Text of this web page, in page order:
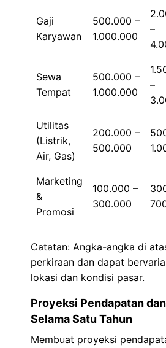
Gaji
Karyawan
500.000 –
1.000.000
–
Sewa
Tempat
500.000 –
1.000.000
–
Utilitas
(Listrik,
Air, Gas)
200.000 –
500.000
Marketing
&
Promosi
100.000 –
300.000
Catatan: Angka-angka di
perkiraan dan dapat
lokasi dan kondisi pasar.
Proyeksi Pendapatan
Selama Satu Tahun
Membuat proyeksi